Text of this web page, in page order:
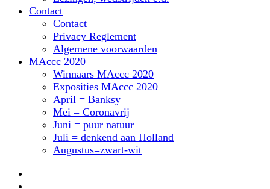
Contact
Contact
Privacy Reglement
Algemene voorwaarden
MAccc 2020
Winnaars MAccc 2020
Exposities MAccc 2020
April = Banksy
Mei = Coronavrij
Juni = puur natuur
Juli = denkend aan Holland
Augustus=zwart-wit